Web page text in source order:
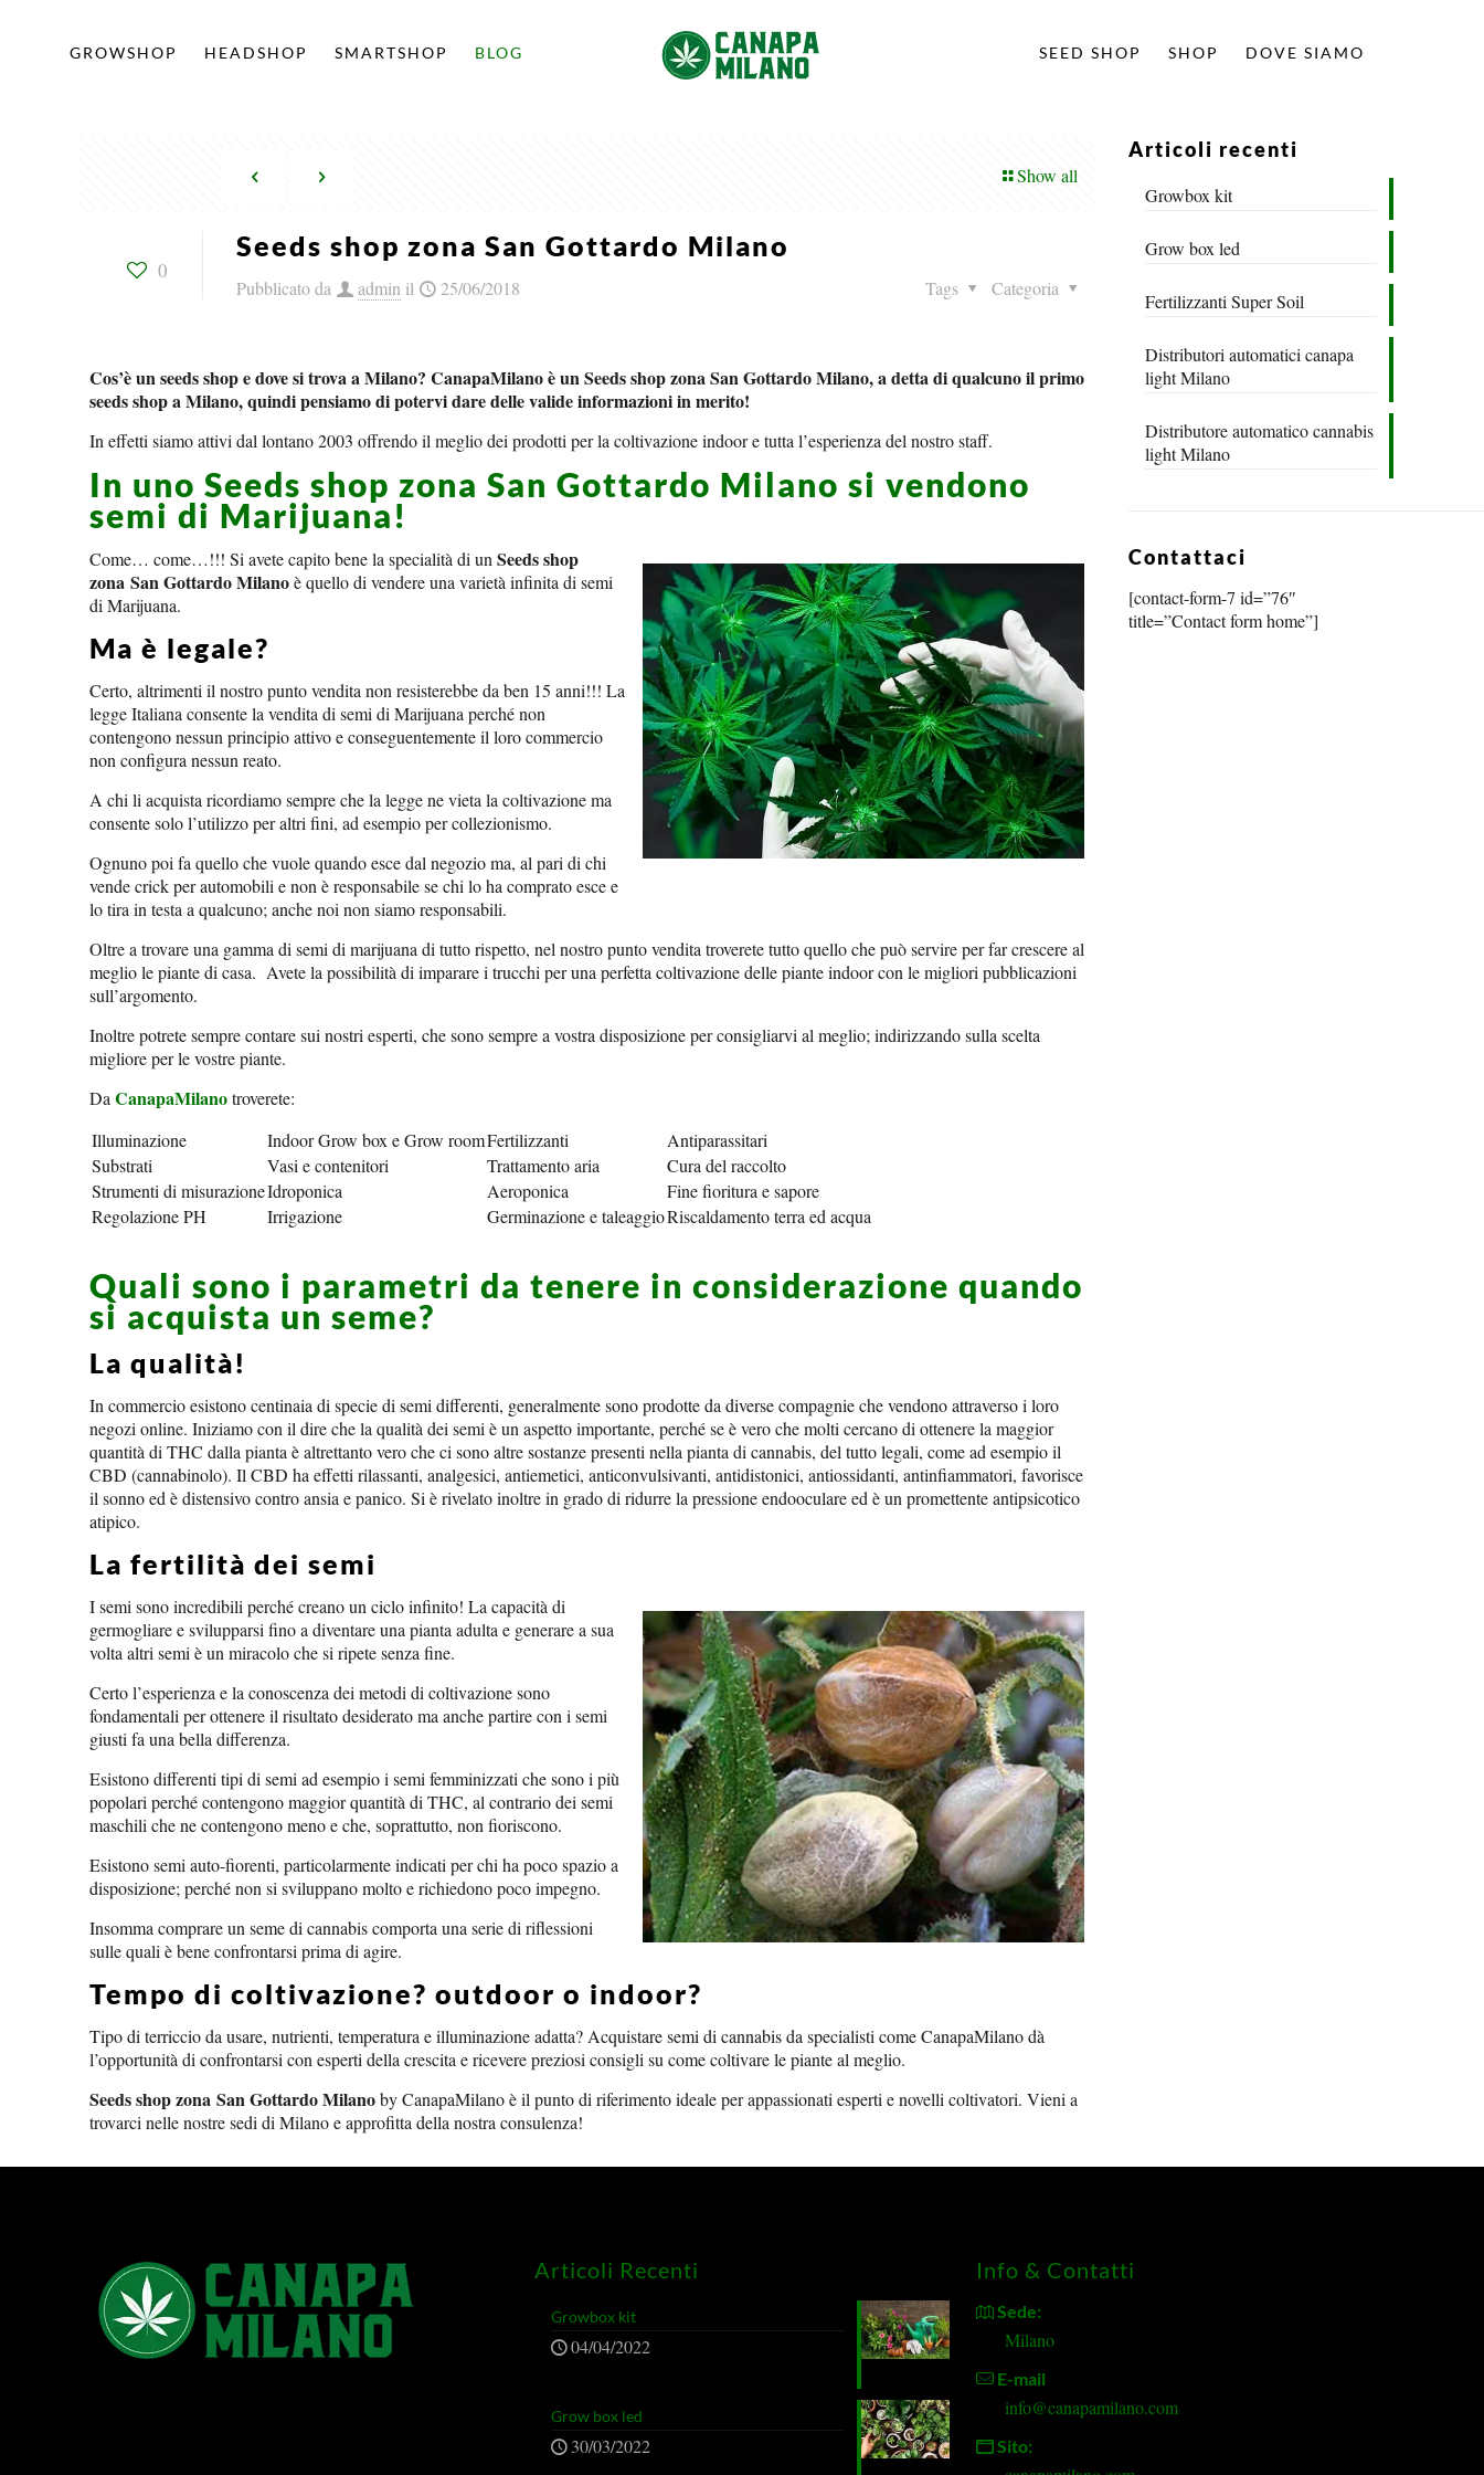
GROWSHOP HEADSHOP SMARTSHOP BLOG SEED SHOP SHOP DOVE SIAMO
Show all
0
Seeds shop zona San Gottardo Milano
Pubblicato da admin il 25/06/2018 Categoria
Tags
Cos’è un seeds shop e dove si trova a Milano? CanapaMilano è un Seeds shop zona San Gottardo Milano, a detta di qualcuno il primo
seeds shop a Milano, quindi pensiamo di potervi dare delle valide informazioni in merito!
In effetti siamo attivi dal lontano 2003 offrendo il meglio dei prodotti per la coltivazione indoor e tutta l’esperienza del nostro staff.
In uno Seeds shop zona San Gottardo Milano si vendono
semi di Marijuana!
Come… come…!!! Si avete capito bene la specialità di unSeeds shop
zona San Gottardo Milanoè quello di vendere una varietà infinita di semi
di Marijuana.
Ma è legale?
Certo, altrimenti il nostro punto vendita non resisterebbe da ben 15 anni!!! La
legge Italiana consente la vendita di semi di Marijuana perché non
contengono nessun principio attivo e conseguentemente il loro commercio
non configura nessun reato.
A chi li acquista ricordiamo sempre che la legge ne vieta la coltivazione ma
consente solo l’utilizzo per altri fini, ad esempio per collezionismo.
Ognuno poi fa quello che vuole quando esce dal negozio ma, al pari di chi
vende crick per automobili e non è responsabile se chi lo ha comprato esce e
lo tira in testa a qualcuno; anche noi non siamo responsabili.
Oltre a trovare una gamma di semi di marijuana di tutto rispetto, nel nostro punto vendita troverete tutto quello che può servire per far crescere al
meglio le piante di casa. Avete la possibilità di imparare i trucchi per una perfetta coltivazione delle piante indoor con le migliori pubblicazioni
sull’argomento.
Inoltre potrete sempre contare sui nostri esperti, che sono sempre a vostra disposizione per consigliarvi al meglio; indirizzando sulla scelta
migliore per le vostre piante.
DaCanapaMilanotroverete:
Illuminazione
Indoor Grow box e Grow roomFertilizzanti
Antiparassitari
Substrati
Vasi e contenitori Trattamento aria
Cura del raccolto
Strumenti di misurazioneIdroponica Aeroponica
Fine fioritura e sapore
Regolazione PH
Irrigazione Germinazione e taleaggioRiscaldamento terra ed acqua
Quali sono i parametri da tenere in considerazione quando
si acquista un seme?
La qualità!
In commercio esistono centinaia di specie di semi differenti, generalmente sono prodotte da diverse compagnie che vendono attraverso i loro
negozi online. Iniziamo con il dire che la qualità dei semi è un aspetto importante, perché se è vero che molti cercano di ottenere la maggior
quantità di THC dalla pianta è altrettanto vero che ci sono altre sostanze presenti nella pianta di cannabis, del tutto legali, come ad esempio il
CBD (cannabinolo). Il CBD ha effetti rilassanti, analgesici, antiemetici, anticonvulsivanti, antidistonici, antiossidanti, antinfiammatori, favorisce
il sonno ed è distensivo contro ansia e panico. Si è rivelato inoltre in grado di ridurre la pressione endooculare ed è un promettente antipsicotico
atipico.
La fertilità dei semi
I semi sono incredibili perché creano un ciclo infinito! La capacità di
germogliare e svilupparsi fino a diventare una pianta adulta e generare a sua
volta altri semi è un miracolo che si ripete senza fine.
Certo l’esperienza e la conoscenza dei metodi di coltivazione sono
fondamentali per ottenere il risultato desiderato ma anche partire con i semi
giusti fa una bella differenza.
Esistono differenti tipi di semi ad esempio i semi femminizzati che sono i più
popolari perché contengono maggior quantità di THC, al contrario dei semi
maschili che ne contengono meno e che, soprattutto, non fioriscono.
Esistono semi auto-fiorenti, particolarmente indicati per chi ha poco spazio a
disposizione; perché non si sviluppano molto e richiedono poco impegno.
Insomma comprare un seme di cannabis comporta una serie di riflessioni
sulle quali è bene confrontarsi prima di agire.
Tempo di coltivazione? outdoor o indoor?
Tipo di terriccio da usare, nutrienti, temperatura e illuminazione adatta? Acquistare semi di cannabis da specialisti come CanapaMilano dà
l’opportunità di confrontarsi con esperti della crescita e ricevere preziosi consigli su come coltivare le piante al meglio.
Seeds shop zona San Gottardo Milanoby CanapaMilano è il punto di riferimento ideale per appassionati esperti e novelli coltivatori. Vieni a
trovarci nelle nostre sedi di Milano e approfitta della nostra consulenza!
Articoli recenti
Growbox kit
Grow box led
Fertilizzanti Super Soil
Distributori automatici canapa
light Milano
Distributore automatico cannabis
light Milano
Contattaci
[contact-form-7 id=”76″
title=”Contact form home”]
Articoli Recenti
Growbox kit
04/04/2022
Grow box led
30/03/2022
Info & Contatti
Sede:
Milano
E-mail
info@canapamilano.com
Sito: